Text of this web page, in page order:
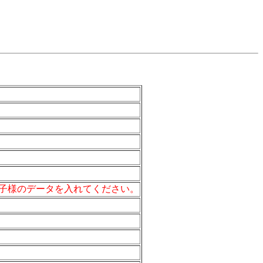
のデータを入れてください。